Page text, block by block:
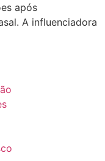
após
A influenciadora